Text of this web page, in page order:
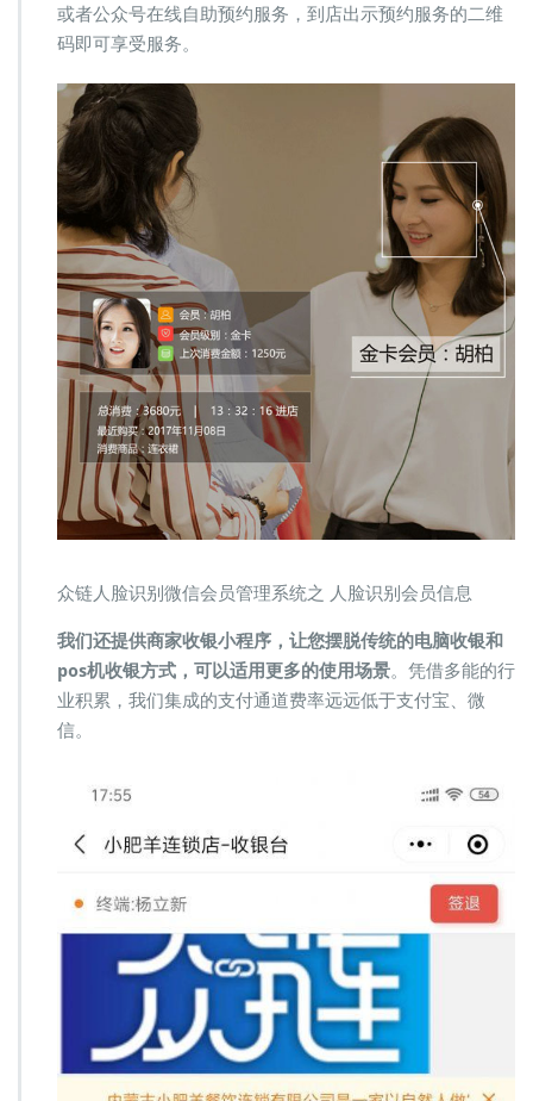
或者公众号在线自助预约服务，到店出示预约服务的二维
码即可享受服务。
众链人脸识别微信会员管理系统之 人脸识别会员信息
我们还提供商家收银小程序，让您摆脱传统的电脑收银和
pos机收银方式，可以适用更多的使用场景。凭借多能的行
业积累，我们集成的支付通道费率远远低于支付宝、微
信。